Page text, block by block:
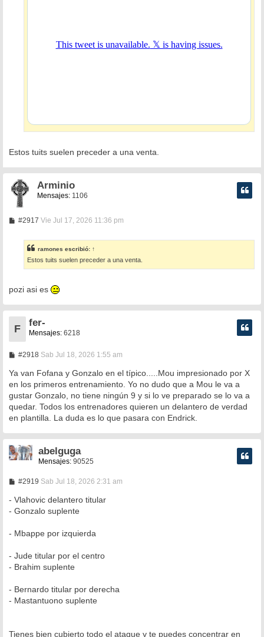
Estos tuits suelen preceder a una venta.
Arminio
Mensajes: 1106
#2917M
a
j
e
Vie Jul 17, 2026 11:36 pm
ramones escribió: ↑
Estos tuits suelen preceder a una venta.
pozi asi es
F
fer-
Mensajes: 6218
#2918M
n
s
a
j
e
Sab Jul 18, 2026 1:55 am
Ya van Fofana y Gonzalo en el típico.....Mou impresionado por X
en los primeros entrenamiento. Yo no dudo que a Mou le va a
gustar Gonzalo, no tiene ningún 9 y si lo ve preparado se lo va a
quedar. Todos los entrenadores quieren un delantero de verdad
en plantilla. La duda es lo que pasara con Endrick.
abelguga
Mensajes: 90525
#2919M
n
s
a
Sab Jul 18, 2026 2:31 am
- Vlahovic delantero titular
- Gonzalo suplente
- Mbappe por izquierda
- Jude titular por el centro
- Brahim suplente
- Bernardo titular por derecha
- Mastantuono suplente
Tienes bien cubierto todo el ataque y te puedes concentrar en